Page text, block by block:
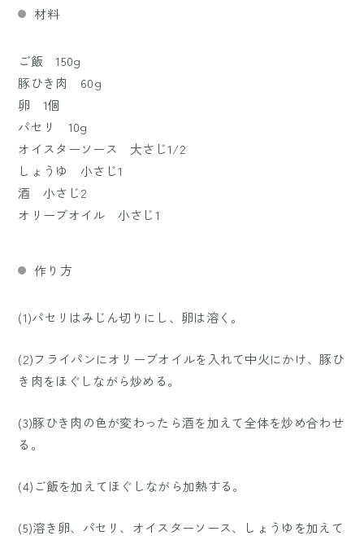
材料
ご飯 150g
豚ひき肉 60g
卵 1個
パセリ 10g
オイスターソース 大さじ1/2
しょうゆ 小さじ1
酒 小さじ2
オリーブオイル 小さじ1
作り方
(1)パセリはみじん切りにし、卵は溶く。
(2)フライパンにオリーブオイルを入れて中火にかけ、豚ひ
き肉をほぐしながら炒める。
(3)豚ひき肉の色が変わったら酒を加えて全体を炒め合わせ
る。
(4)ご飯を加えてほぐしながら加熱する。
(5)溶き卵、パセリ、オイスターソース、しょうゆを加えて